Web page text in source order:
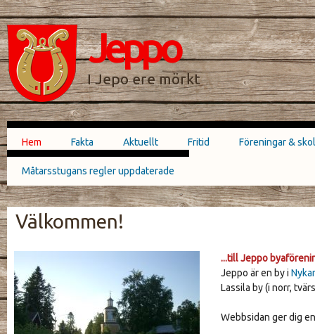
Hoppa till
huvudinnehåll
Skip to
navigation
Jeppo
I Jepo ere mörkt
SÖKFORMULÄR
Huvudmeny
Hem Fakta Aktuellt Fritid Föreningar &
Måtarsstugans regler uppdaterade
Välkommen!
JEPPO_KYRKA_1862_264X198.JPG
...till Jeppo
Jeppo är en by i
Lassila by (i norr,
Webbsidan ger dig